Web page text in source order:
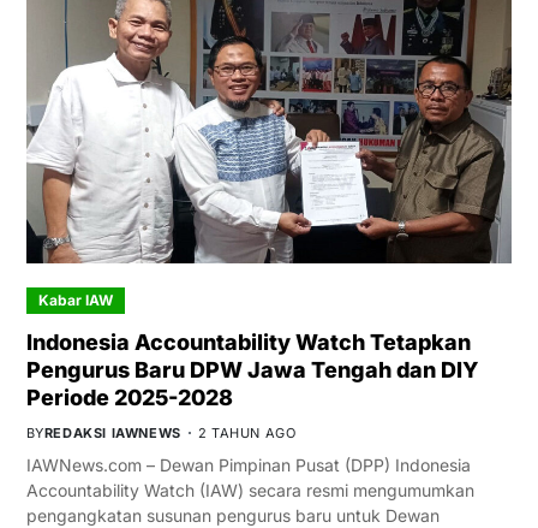
Kabar IAW
Indonesia Accountability Watch Tetapkan
Pengurus Baru DPW Jawa Tengah dan DIY
Periode 2025-2028
BYREDAKSI IAWNEWS 2 TAHUN AGO
IAWNews.com – Dewan Pimpinan Pusat (DPP) Indonesia
Accountability Watch (IAW) secara resmi mengumumkan
pengangkatan susunan pengurus baru untuk Dewan